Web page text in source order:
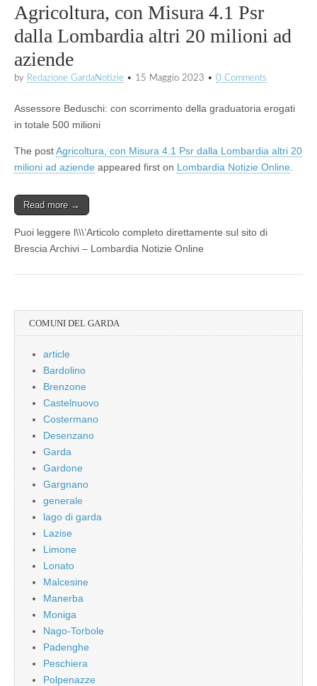
Agricoltura, con Misura 4.1 Psr
dalla Lombardia altri 20 milioni ad
aziende
by Redazione GardaNotizie • 15 Maggio 2023 • 0 Comments
Assessore Beduschi: con scorrimento della graduatoria erogati
in totale 500 milioni
The postAgricoltura, con Misura 4.1 Psr dalla Lombardia altri 20
milioni ad aziende appeared first on Lombardia Notizie Online
Read more →
Puoi leggere l\\\’Articolo completo direttamente sul sito di
Brescia Archivi – Lombardia Notizie Online
COMUNI DEL GARDA
article
Bardolino
Brenzone
Castelnuovo
Costermano
Desenzano
Garda
Gardone
Gargnano
generale
lago di garda
Lazise
Limone
Lonato
Malcesine
Manerba
Moniga
Nago-Torbole
Padenghe
Peschiera
Polpenazze